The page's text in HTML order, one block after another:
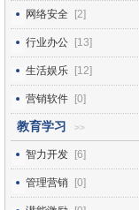
网络安全 [2]
行业办公 [13]
生活娱乐 [12]
营销软件 [0]
教育学习 >>
智力开发 [6]
管理营销 [0]